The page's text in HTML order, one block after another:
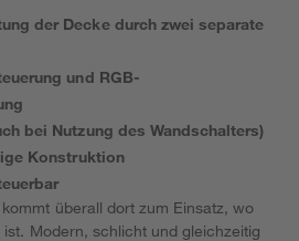
der Decke durch zwei separate
und RGB-
bei Nutzung des Wandschalters)
Konstruktion
überall dort zum Einsatz, wo
Modern, schlicht und gleichzeitig